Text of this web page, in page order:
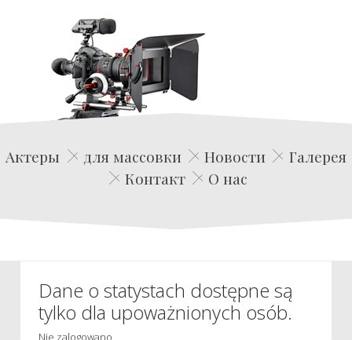
Edwin Film Agencja Aktorska
Актеры для массовки Новости
Галерея
Контакт
О нас
Dane o statystach dostępne są
tylko dla upoważnionych osób.
Nie zalogowano